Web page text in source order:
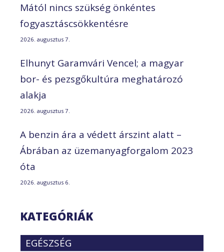
Mától nincs szükség önkéntes
fogyasztáscsökkentésre
2026. augusztus 7.
Elhunyt Garamvári Vencel; a magyar
bor- és pezsgőkultúra meghatározó
alakja
2026. augusztus 7.
A benzin ára a védett árszint alatt –
Ábrában az üzemanyagforgalom 2023
óta
2026. augusztus 6.
KATEGÓRIÁK
EGÉSZSÉG